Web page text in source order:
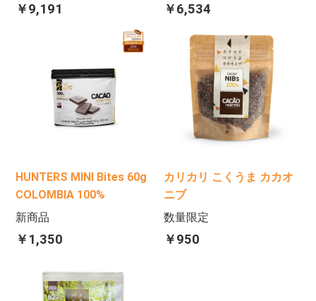
￥9,191 ￥6,534
HUNTERS MINI Bites 60g
COLOMBIA 100%
新商品
￥1,350
カリカリ こくうま カカオ
ニブ
数量限定
￥950